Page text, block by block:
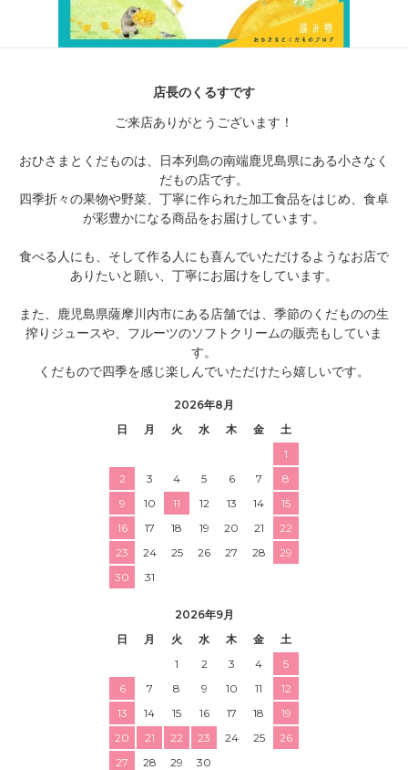
店長のくるすです
ご来店ありがとうございます！
おひさまとくだものは、日本列島の南端鹿児島県にある小さなく
だもの店です。
四季折々の果物や野菜、丁寧に作られた加工食品をはじめ、食卓
が彩豊かになる商品をお届けしています。
食べる人にも、そして作る人にも喜んでいただけるようなお店で
ありたいと願い、丁寧にお届けをしています。
また、鹿児島県薩摩川内市にある店舗では、季節のくだものの生
搾りジュースや、フルーツのソフトクリームの販売もしていま
す。
くだもので四季を感じ楽しんでいただけたら嬉しいです。
2026年8月
日
月 火 水 木 金
土
1
2
3 4 5 6 7
8
9
10 11 12 13 14
15
16
17 18 19 20 21
22
23
24 25 26 27 28
29
30
31
2026年9月
日
月 火 水 木 金
土
1
2 3 4
5
6
7 8 9 10 11
12
13
14 15 16 17 18
19
20
21 22 23 24 25
26
27
28 29 30